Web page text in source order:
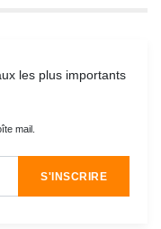
les plus importants
mail.
S'INSCRIRE